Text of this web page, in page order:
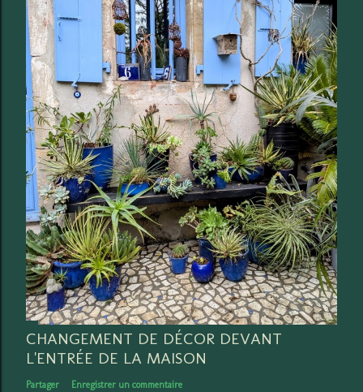
CHANGEMENT DE DÉCOR DEVANT
L'ENTRÉE DE LA MAISON
Partager Enregistrer un commentaire